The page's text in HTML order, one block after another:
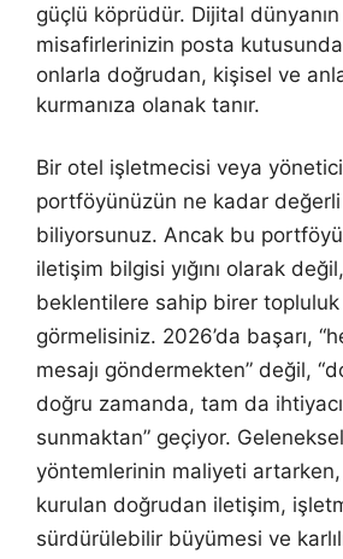
güçlü köprüdür. Dijital
misafirlerinizin posta
onlarla doğrudan, kişisel ve
kurmanıza olanak tanır.
Bir otel işletmecisi veya
portföyünüzün ne kadar
biliyorsunuz. Ancak bu
iletişim bilgisi yığını olarak
beklentilere sahip birer
görmelisiniz. 2026’da başarı,
mesajı göndermekten” değil,
doğru zamanda, tam da
sunmaktan” geçiyor.
yöntemlerinin maliyeti
kurulan doğrudan iletişim,
sürdürülebilir büyümesi ve